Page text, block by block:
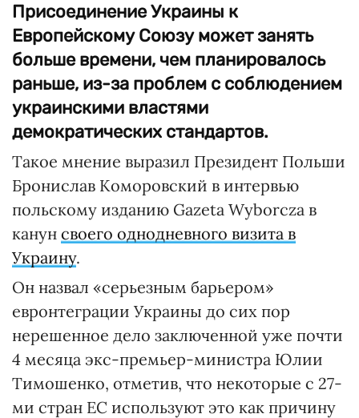
Присоединение Украины к
Европейскому Союзу может занять
больше времени, чем планировалось
раньше, из-за проблем с соблюдением
украинскими властями
демократических стандартов.
Такое мнение выразил Президент Польши
Бронислав Коморовский в интервью
польскому изданию Gazeta Wyborcza в
канун своего однодневного визита в
Украину.
Он назвал «серьезным барьером»
евронтеграции Украины до сих пор
нерешенное дело заключенной уже почти
4 месяца экс-премьер-министра Юлии
Тимошенко, отметив, что некоторые с 27-
ми стран ЕС используют это как причину